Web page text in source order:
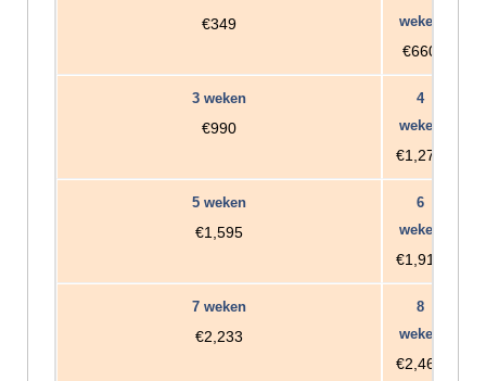
€349
€660
€990
€1,276
€1,595
€1,914
€2,233
€2,464